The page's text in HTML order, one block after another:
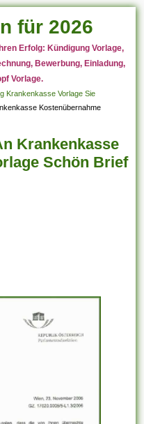
für 2026
Erfolg: Kündigung Vorlage,
Bewerbung, Einladung,
Vorlage.
Krankenkasse Vorlage Sie
Kostenübernahme
Krankenkasse
Schön Brief